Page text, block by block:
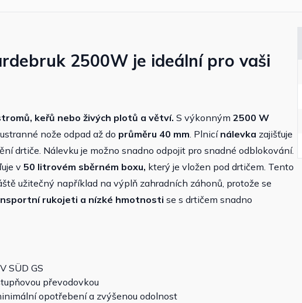
2500W je ideální pro vaši
keřů nebo živých plotů a větví. S výkonným 2500 W
nože odpad až do průměru 40 mm. Plnicí nálevka zajišťuje
drtiče. Nálevku je možno snadno odpojit pro snadné odblokování.
v 50 litrovém sběrném boxu, který je vložen pod drtičem. Tento
užitečný například na výplň zahradních záhonů, protože se
rukojeti a nízké hmotnosti se s drtičem snadno
SÜD GS
převodovkou
opotřebení a zvýšenou odolnost